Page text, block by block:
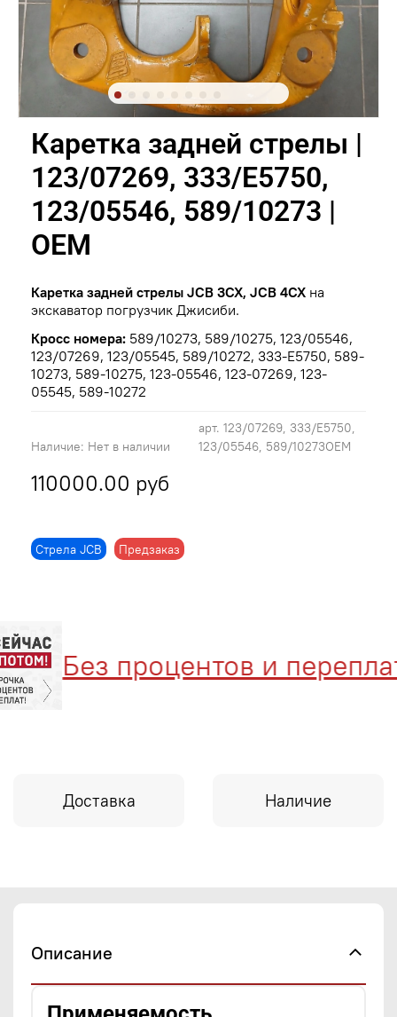
арт. 123/07269, 333/E5750,
123/05546, 589/10273OEM
Наличие: Нет в наличии
Стрела JCB Предзаказ
Каретка задней стрелы |
123/07269, 333/E5750,
123/05546, 589/10273 |
OEM
110000.00 руб
Каретка задней стрелы JCB 3CX, JCB 4CX на
экскаватор погрузчик Джисиби.
Кросс номера: 589/10273, 589/10275, 123/05546,
123/07269, 123/05545, 589/10272, 333-E5750, 589-
10273, 589-10275, 123-05546, 123-07269, 123-
05545, 589-10272
Без процентов и переплат
Доставка Наличие
Описание